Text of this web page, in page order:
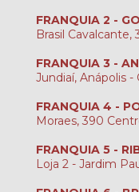
FRANQUIA 2 -
Brasil Cavalcante,
FRANQUIA 3 -
Jundiaí, Anápolis -
FRANQUIA 4 -
Moraes, 390
FRANQUIA 5 -
Loja 2 - Jardim